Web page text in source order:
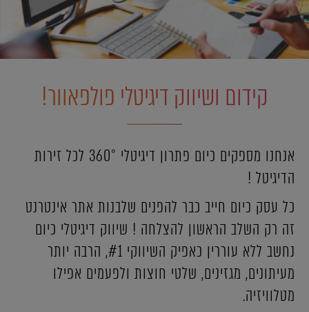
קידום ושיווק דיגיטלי פולפאוור!
אנחנו מספקים כיום פתרון דיגיטלי 360° לכל זירות
הדיגיטל !
כל עסק כיום חייב כבר להפנים שלבנות אתר אינטרנט
זה רק השלב הראשון להצלחה ! שיווק דיגיטלי כיום
נחשב ללא עוררין כאפיק השיווקי #1, הרבה יותר
מעיתונים, מגזינים, שלטי חוצות ולפעמים אפילו
מטלוויזיה.